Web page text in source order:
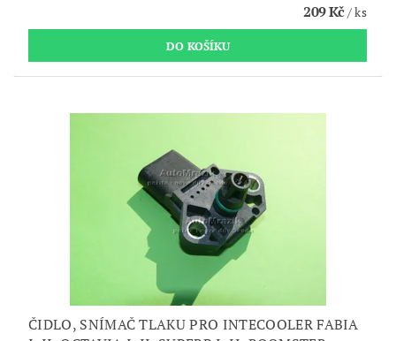
209 Kč/ ks
ČIDLO, SNÍMAČ TLAKU PRO INTECOOLER FABIA